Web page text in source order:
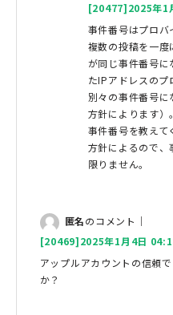
[20477]2025年1
事件番号はプロバ
複数の投稿を一
が同じ事件番号
たIPアドレスのプ
別々の事件番号
方針によります）。
事件番号を教えて
方針によるので
限りません。
匿名のコメント｜
[20469]2025年1月4日
アップルアカウントの信頼
か？